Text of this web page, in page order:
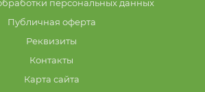
персональных данных
Публичная оферта
Реквизиты
Контакты
Карта сайта